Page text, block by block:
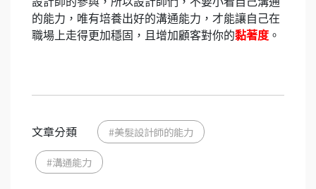
的能力，唯有培養出好的溝通能力，才能讓自己在
職場上走得更加穩固，且增加顧客對你的黏著度 。
文章分類 #美髮設計師的能力
#溝通能力